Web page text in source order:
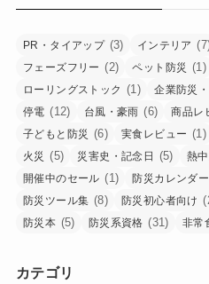
PR・タイアップ (3) インテリア
フェーズフリー (2) ペット防災 (1)
ローリングストック (1) 企業防災
停電 (12) 台風・豪雨 (6) 商品レ
子どもと防災 (6) 実食レビュー (1)
火災 (5) 災害史・記念日 (5) 熱
開催中のセール (1) 防災カレンダー
防災ツール集 (8) 防災初心者向け
防災本 (5) 防災系資格 (31) 非常
カテゴリ